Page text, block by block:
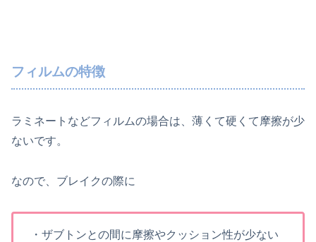
フィルムの特徴
ラミネートなどフィルムの場合は、薄くて硬くて摩擦が少
ないです。
なので、ブレイクの際に
・ザブトンとの間に摩擦やクッション性が少ない